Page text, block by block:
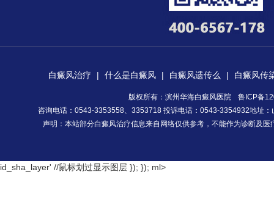
白癜风治疗 | 什么是白癜风 | 白癜风遗传么 | 白癜风传
版权所有：滨州华海白癜风医院
鲁ICP备
咨询电话：0543-3353558、3353718 投诉电话：0543-3354932地址
声明：本站部分白癜风治疗信息来自网络仅供参考，不能作为诊断及
id_sha_layer' //鼠标划过显示图层 }); }); ml>